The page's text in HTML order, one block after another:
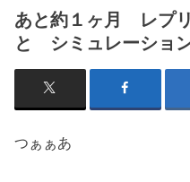
あと約１ヶ月 レプ
と シミュレーショ
つぁぁあ